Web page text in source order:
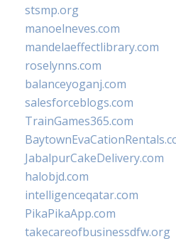
stsmp.org
manoelneves.com
mandelaeffectlibrary.com
roselynns.com
balanceyoganj.com
salesforceblogs.com
TrainGames365.com
JabalpurCakeDelivery.com
halobjd.com
intelligenceqatar.com
PikaPikaApp.com
takecareofbusinessdfw.org